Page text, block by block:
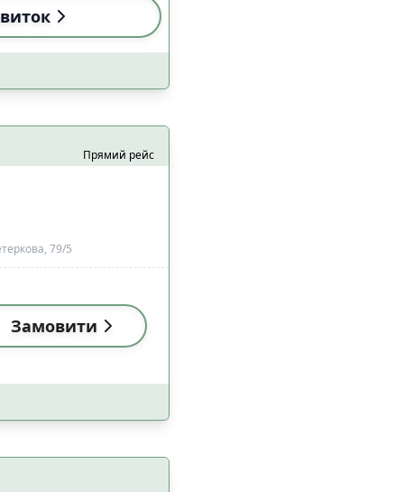
(18:00-22:59) 0
2
1
Прямий рейс
79/5
Замовити